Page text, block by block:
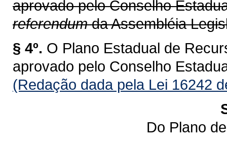
aprovado pelo Conselho
referendumda Assembléia
§ 4º. O Plano Estadual de
aprovado pelo Conselho
(Redação dada pela Lei 16242
Do Plano